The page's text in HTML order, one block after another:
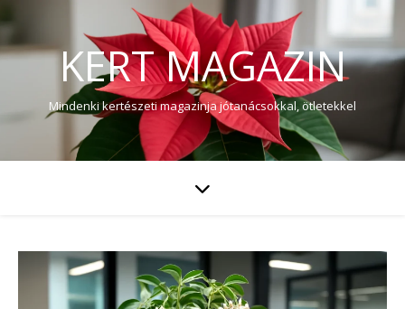
KERT MAGAZIN
Mindenki kertészeti magazinja jótanácsokkal, ötletekkel